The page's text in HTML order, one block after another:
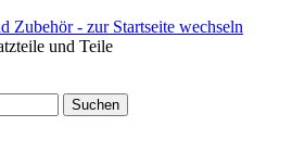
und Teile
Suchen